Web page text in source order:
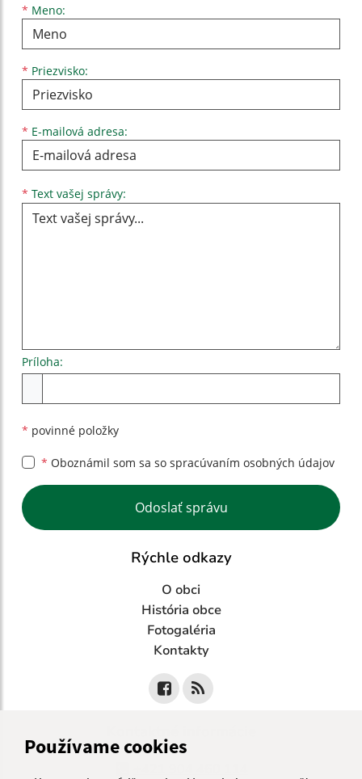
Používame cookies
* Meno:
Meno
* Priezvisko:
Priezvisko
* E-mailová adresa:
E-mailová adresa
* Text vašej správy:
Príloha:
* povinné položky
* Oboznámil som sa so spracúvaním osobných údajov
Google reCaptcha Response
Odoslať správu
Rýchle odkazy
O obci
História obce
Fotogaléria
Kontakty